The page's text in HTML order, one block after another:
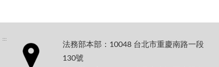
:::
法務部本部：10048 台北市重慶南路一段
130號